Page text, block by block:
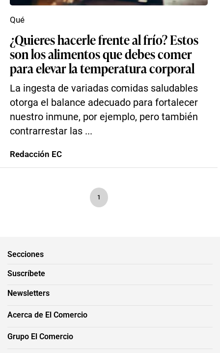
¿Quieres hacerle frente al frío? Estos
son los alimentos que debes comer
para elevar la temperatura corporal
La ingesta de variadas comidas saludables
otorga el balance adecuado para fortalecer
nuestro inmune, por ejemplo, pero también
contrarrestar las ...
Qué
Redacción EC
1
Secciones
Suscríbete
Newsletters
Acerca de El Comercio
Grupo El Comercio